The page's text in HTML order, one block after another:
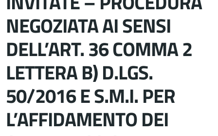
NEGOZIATA AI SENSI
DELL’ART. 36 COMMA 2
LETTERA B) D.LGS.
50/2016 E S.M.I. PER
L’AFFIDAMENTO DEI